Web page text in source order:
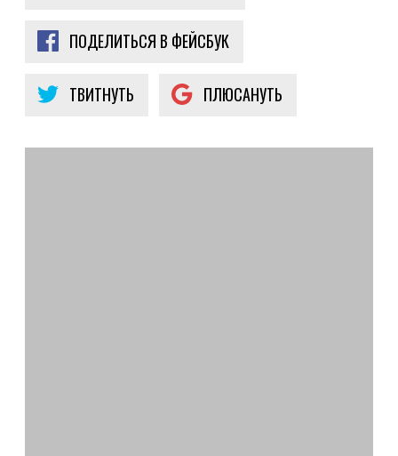
ПОДЕЛИТЬСЯ В ФЕЙСБУК
ТВИТНУТЬ ПЛЮСАНУТЬ